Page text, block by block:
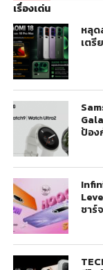
เรื่องเด่น
หลุด
เตรี
ป้อง
ชาร์